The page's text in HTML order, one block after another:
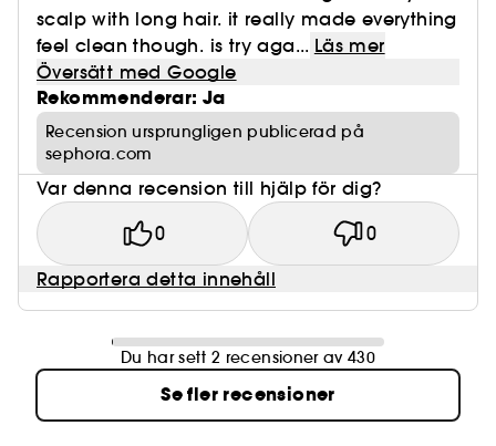
scalp with long hair. it really made everything
feel clean though. is try aga... Läs mer
Översätt med Google
Rekommenderar: Ja
Recension ursprungligen publicerad på
sephora.com
Var denna recension till hjälp för dig?
0 0
Rapportera detta innehåll
Du har sett 2 recensioner av 430
Se fler recensioner